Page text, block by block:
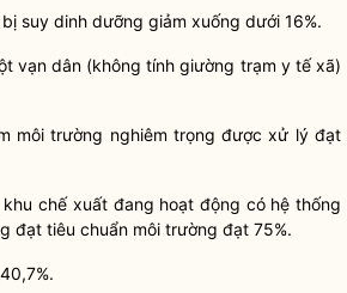
suy dinh dưỡng giảm xuống dưới 16%.
vạn dân (không tính giường trạm y tế xã)
môi trường nghiêm trọng được xử lý đạt
chế xuất đang hoạt động có hệ thống
đạt tiêu chuẩn môi trường đạt 75%.